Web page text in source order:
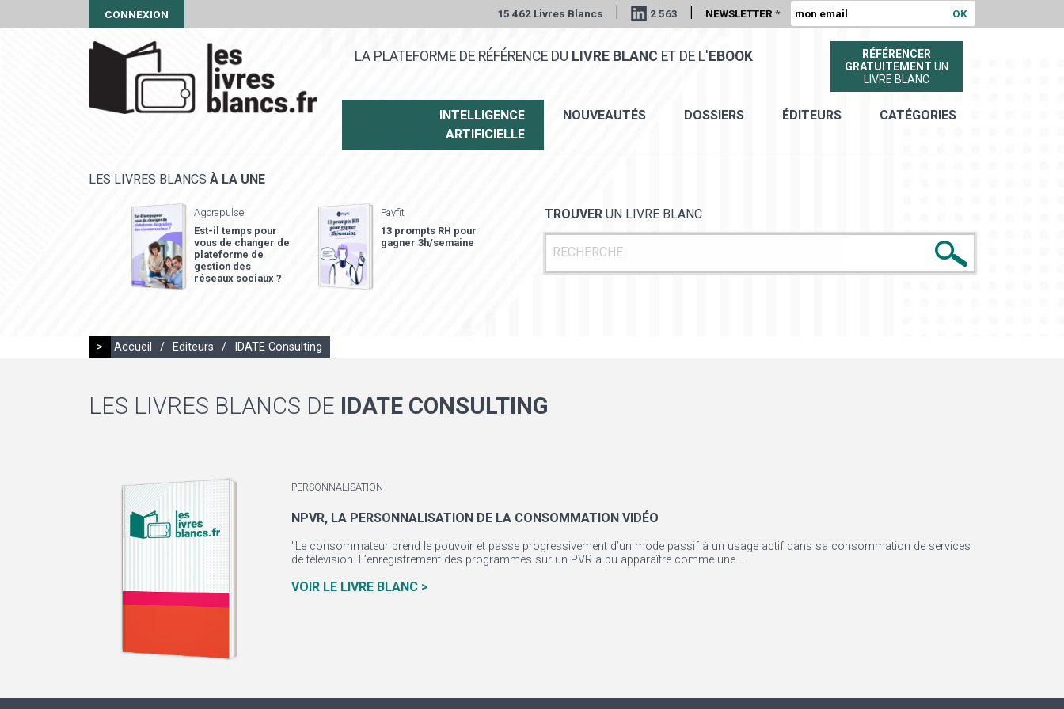
CONNEXION 15 462 Livres Blancs | 2 563 | NEWSLETTER *
LA PLATEFORME DE RÉFÉRENCE DU LIVRE BLANC ET DE L' EBOOK
RÉFÉRENCER
GRATUITEMENT UN
LIVRE BLANC
INTELLIGENCE
ARTIFICIELLE
NOUVEAUTÉS DOSSIERS ÉDITEURS CATÉGORIES
LES LIVRES BLANCS À LA UNE
Agorapulse
Est-il temps pour
vous de changer de
plateforme de
gestion des
réseaux sociaux ?
Payfit
13 prompts RH pour
gagner 3h/semaine
TROUVER UN LIVRE BLANC
> Accueil / Editeurs / IDATE Consulting
LES LIVRES BLANCS DE IDATE CONSULTING
PERSONNALISATION
NPVR, LA PERSONNALISATION DE LA CONSOMMATION VIDÉO
"Le consommateur prend le pouvoir et passe progressivement d’un mode passif à un usage actif dans sa consommation de services
de télévision. L’enregistrement des programmes sur un PVR a pu apparaître comme une...
VOIR LE LIVRE BLANC >